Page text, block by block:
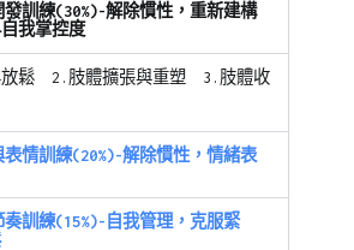
發訓練(30%)-解除慣性，重新建構
我掌控度
放鬆 2.肢體擴張與重塑 3.肢體收
表情訓練(20%)-解除慣性，情緒表
奏訓練(15%)-自我管理，克服緊